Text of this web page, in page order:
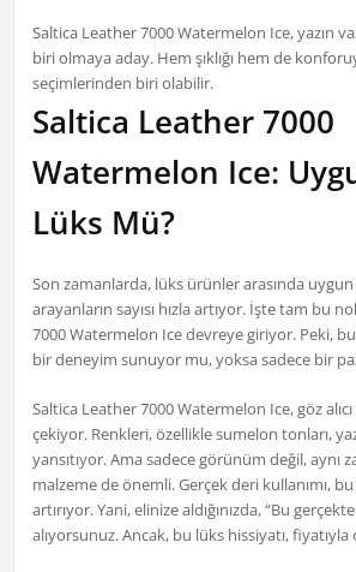
Saltica Leather 7000 Watermelon Ice, yazın
biri olmaya aday. Hem şıklığı hem de
seçimlerinden biri olabilir.
Saltica Leather 7000
Watermelon Ice:
Lüks Mü?
Son zamanlarda, lüks ürünler arasında
arayanların sayısı hızla artıyor. İşte tam bu
7000 Watermelon Ice devreye giriyor. Peki,
bir deneyim sunuyor mu, yoksa sadece bir
Saltica Leather 7000 Watermelon Ice, göz
çekiyor. Renkleri, özellikle sumelon tonları,
yansıtıyor. Ama sadece görünüm değil, aynı
malzeme de önemli. Gerçek deri kullanımı,
artırıyor. Yani, elinize aldığınızda, “Bu
alıyorsunuz. Ancak, bu lüks hissiyatı, fiyatıyla